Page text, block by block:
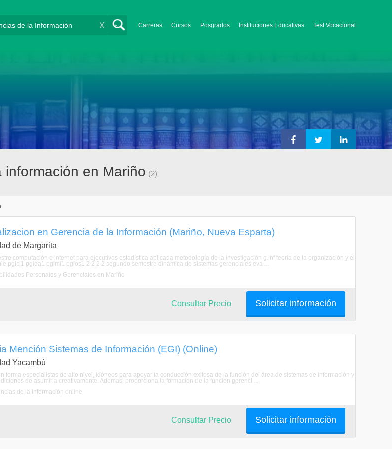
Carreras Cursos Posgrados Instituciones Educativas Test Vocacional
X
en Mariño (2)
en Gerencia de la Información (Mariño, Nueva Esparta)
de Margarita
computación e internet para ejecutivos estadística aplicada metodología de la investigación g.inf teoría de la organización y el
pgici1 pgiea1 pgimi1 pgios1 2 2 2 2 segundo semestre dinámica de sistemas gerenciales eva ...
Personales y Gerenciales en Mariño
Solicitar información
Consultar Precio
Mención Sistemas de Información (EGI) (Online)
Yacambú
forma especialistas de alto nivel, idóneos para apoyar la conducción exitosa de la función del área de sistemas de información y
de asumirla creativamente. Ademas, proporciona la formación de la función gerenci ...
de la Información online
Solicitar información
Consultar Precio